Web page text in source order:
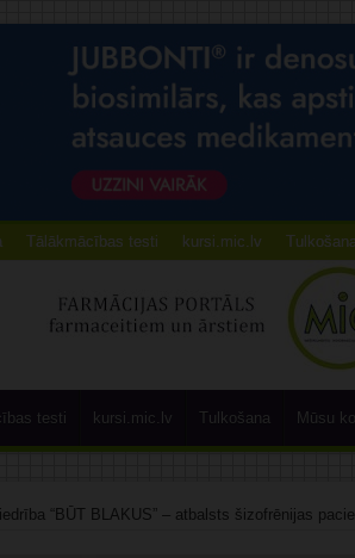
Tālākmācības testi kursi.mic.lv
testi kursi.mic.lv Tulkošana Mūsu
“BŪT BLAKUS” – atbalsts šizofrēnijas